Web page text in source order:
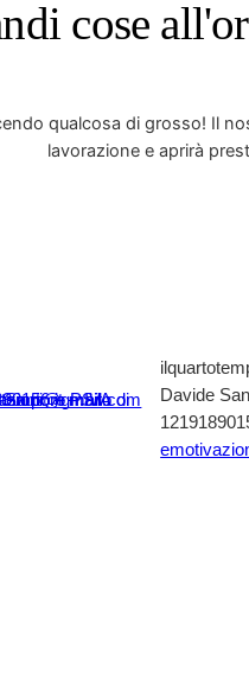
cose
qualcosa di grosso! Il
lavorazione e aprirà
Davide